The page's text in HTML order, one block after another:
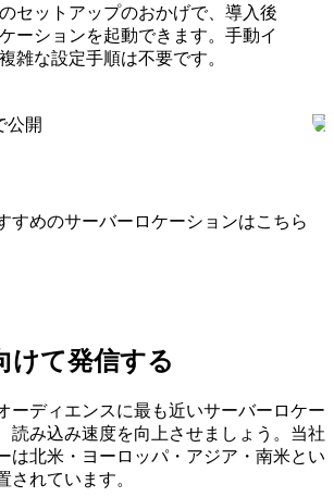
セットアップのおかげで、導入後
ーションを起動できます。手動イ
雑な設定手順は不要です。
すめのサーバーロケーションはこちら
けて発信する
ーディエンスに最も近いサーバーロケー
読み込み速度を向上させましょう。当社
は北米・ヨーロッパ・アジア・南米とい
されています。